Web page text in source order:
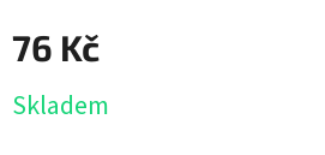
76 Kč
cena:
Skladem